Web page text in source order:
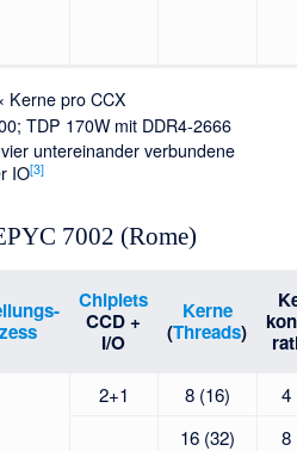
Kerne pro CCX
TDP 170W mit DDR4-2666
untereinander verbundene
IO[3]
7002 (Rome)
Chiplets
CCD +
I/O
Kerne
(Threads)
2+1 8 (16) 4
16 (32) 8